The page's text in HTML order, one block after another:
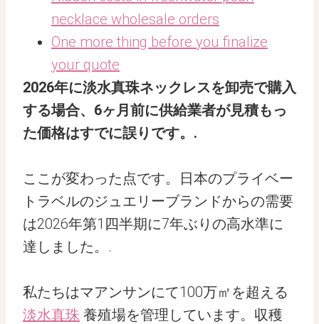
necklace wholesale orders
One more thing before you finalize
your quote
2026年に淡水真珠ネックレスを卸売で購入
する場合、6ヶ月前に供給業者が見積もっ
た価格はすでに誤りです。.
ここが変わった点です。日本のプライベー
トラベルのジュエリーブランドからの需要
は2026年第1四半期に7年ぶりの高水準に
達しました。.
私たちはマアンサンにて100万㎡を超える
淡水真珠 養殖場を管理しています。収穫